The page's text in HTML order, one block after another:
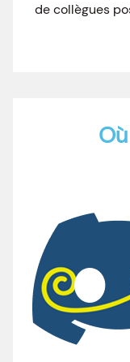
de collègues